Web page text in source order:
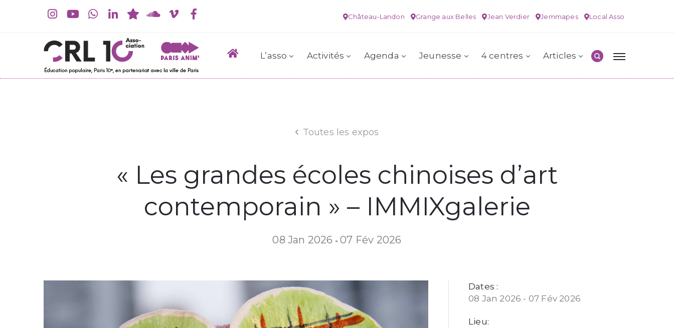
Château-Landon Grange aux Belles Jean Verdier Jemmapes Local Asso
L’asso Activités Agenda Jeunesse 4 centres Articles
Toutes les expos
« Les grandes écoles chinoises d’art
contemporain » – IMMIXgalerie
08 Jan 2026 -07 Fév 2026
Dates :
08 Jan 2026 - 07 Fév 2026
Lieu: